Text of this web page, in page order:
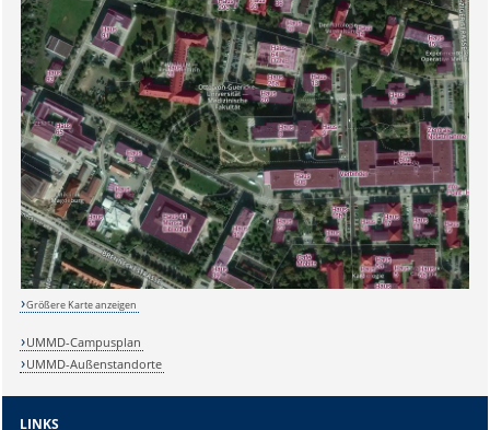
Größere Karte anzeigen
UMMD-Campusplan
UMMD-Außenstandorte
LINKS